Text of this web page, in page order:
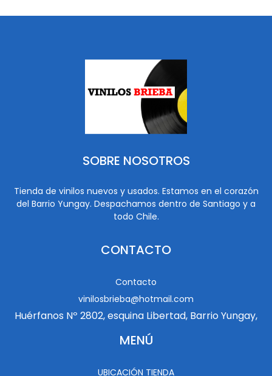
SOBRE NOSOTROS
Tienda de vinilos nuevos y usados. Estamos en el corazón
del Barrio Yungay. Despachamos dentro de Santiago y a
todo Chile.
CONTACTO
Contacto
vinilosbrieba@hotmail.com
Huérfanos Nº 2802, esquina Libertad, Barrio Yungay,
MENÚ
UBICACIÓN TIENDA